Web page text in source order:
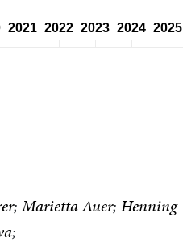
2021 2022 2023 2024 2025
Marietta Auer Henning